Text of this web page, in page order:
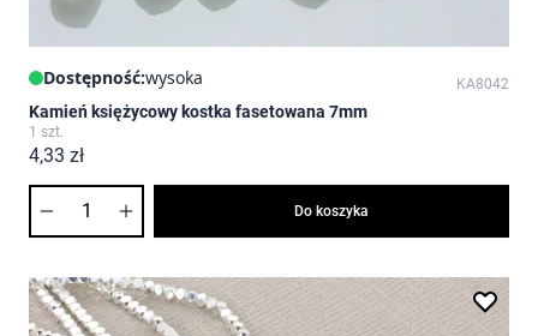
Dostępność:wysoka KA8042
Kamień księżycowy kostka fasetowana 7mm
1 szt.
4,33 zł
Do koszyka